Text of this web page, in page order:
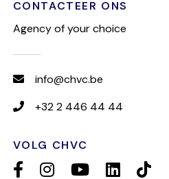
CONTACTEER ONS
Agency of your choice
info@chvc.be
+32 2 446 44 44
VOLG CHVC